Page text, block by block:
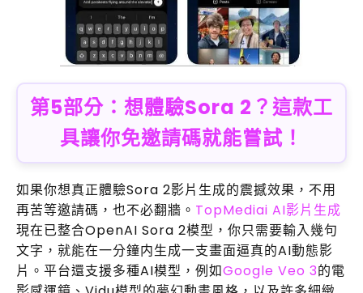
第5部分：想體驗Sora 2？這款工
具讓你免邀請碼就能嘗試！
如果你想真正體驗Sora 2影片生成的震撼效果，不用
再苦等邀請碼，也不必翻牆。 TopMediai AI影片生成
現在已整合OpenAI Sora 2模型，你只需要輸入幾句
文字，就能在一分鐘内生成一支畫面逼真的AI動態影
片。平台還支援多種AI模型，例如Google Veo 3的電